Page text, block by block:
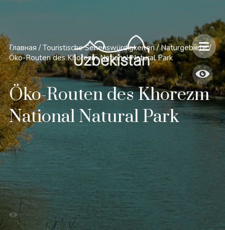
Главная / Touristische Sehenswürdigkeiten / Naturgebiete /
Öko-Routen des Khorezm National Natural Park
Öko-Routen des Khorezm
National Natural Park